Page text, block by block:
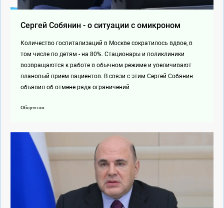
Сергей Собянин - о ситуации с омикроном
Количество госпитализаций в Москве сократилось вдвое, в
том числе по детям - на 80%. Стационары и поликлиники
возвращаются к работе в обычном режиме и увеличивают
плановый прием пациентов. В связи с этим Сергей Собянин
объявил об отмене ряда ограничений
Общество